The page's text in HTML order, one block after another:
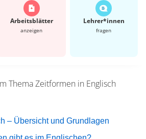
Arbeits­blätter
anzeigen
Lehrer*​innen
fragen
ThemaZeitformen in Englisch
– Übersicht und Grundlagen